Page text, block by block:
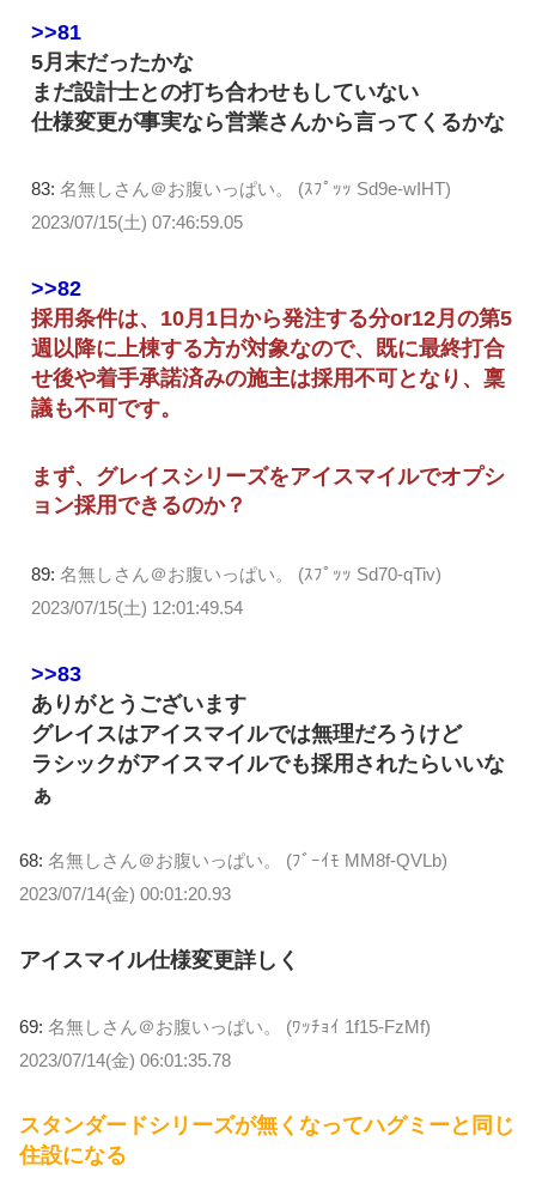
>>81
5月末だったかな
まだ設計士との打ち合わせもしていない
仕様変更が事実なら営業さんから言ってくるかな
83: 名無しさん＠お腹いっぱい。 (ｽﾌﾟｯｯ Sd9e-wIHT)
2023/07/15(土) 07:46:59.05
>>82
採用条件は、10月1日から発注する分or12月の第5
週以降に上棟する方が対象なので、既に最終打合
せ後や着手承諾済みの施主は採用不可となり、稟
議も不可です。
まず、グレイスシリーズをアイスマイルでオプシ
ョン採用できるのか？
89: 名無しさん＠お腹いっぱい。 (ｽﾌﾟｯｯ Sd70-qTiv)
2023/07/15(土) 12:01:49.54
>>83
ありがとうございます
グレイスはアイスマイルでは無理だろうけど
ラシックがアイスマイルでも採用されたらいいな
ぁ
68: 名無しさん＠お腹いっぱい。 (ﾌﾞｰｲﾓ MM8f-QVLb)
2023/07/14(金) 00:01:20.93
アイスマイル仕様変更詳しく
69: 名無しさん＠お腹いっぱい。 (ﾜｯﾁｮｲ 1f15-FzMf)
2023/07/14(金) 06:01:35.78
スタンダードシリーズが無くなってハグミーと同じ
住設になる